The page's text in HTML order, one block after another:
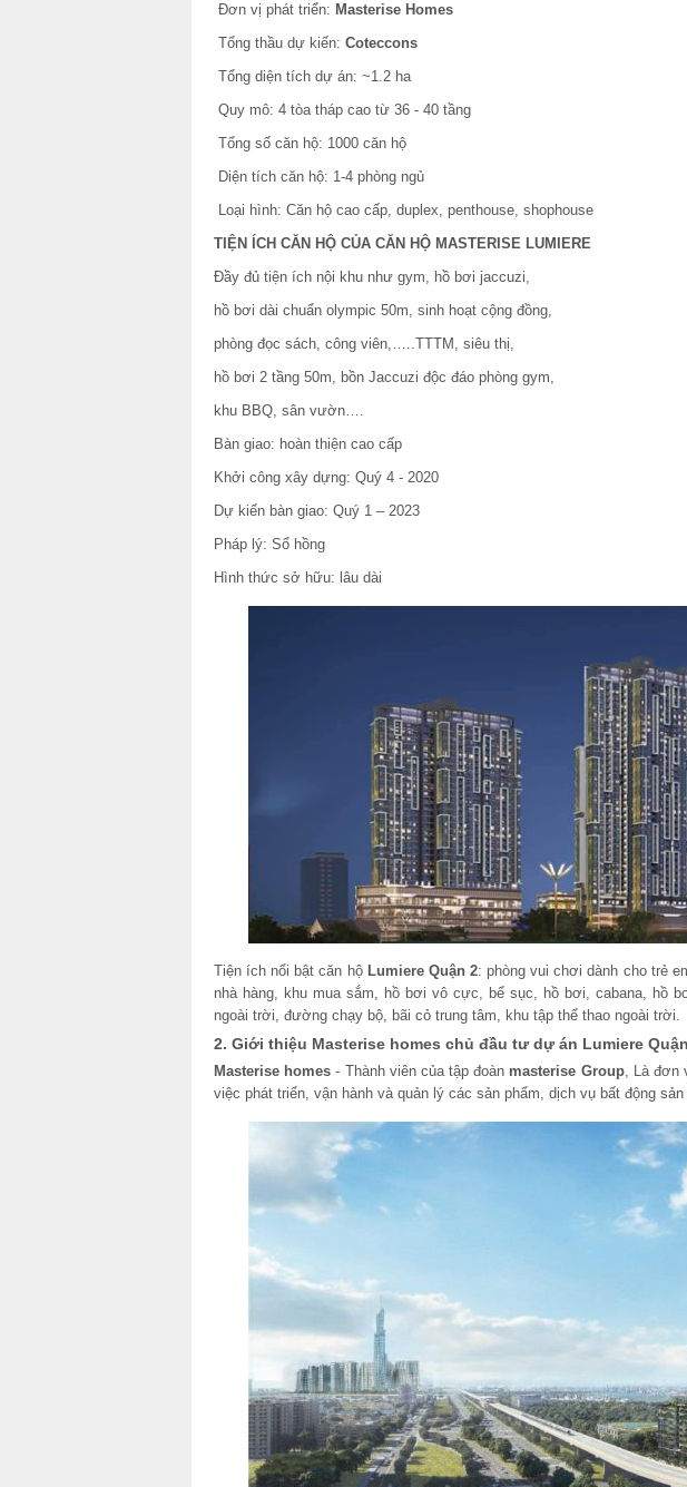
Đơn vị phát triển: Masterise Homes
Tổng thầu dự kiến: Coteccons
Tổng diện tích dự án: ~1.2 ha
Quy mô: 4 tòa tháp cao từ 36 - 40 tầng
Tổng số căn hộ: 1000 căn hộ
Diện tích căn hộ: 1-4 phòng ngủ
Loại hình: Căn hộ cao cấp, duplex, penthouse, shophouse
TIỆN ÍCH CĂN HỘ CỦA CĂN HỘ MASTERISE LUMIERE
Đầy đủ tiện ích nội khu như gym, hồ bơi jaccuzi,
hồ bơi dài chuẩn olympic 50m, sinh hoạt cộng đồng,
phòng đọc sách, công viên,…..TTTM, siêu thị,
hồ bơi 2 tầng 50m, bồn Jaccuzi độc đáo phòng gym,
khu BBQ, sân vườn….
Bàn giao: hoàn thiện cao cấp
Khởi công xây dựng: Quý 4 - 2020
Dự kiến bàn giao: Quý 1 – 2023
Pháp lý: Sổ hồng
Hình thức sở hữu: lâu dài
Tiện ích nổi bật căn hộ Lumiere Quận 2: phòng vui chơi dành cho trẻ
nhà hàng, khu mua sắm, hồ bơi vô cực, bể sục, hồ bơi, cabana, hồ
ngoài trời, đường chạy bộ, bãi cỏ trung tâm, khu tập thể thao ngoài trời.
2. Giới thiệu Masterise homes chủ đầu tư dự án Lumiere
Masterise homes - Thành viên của tập đoàn masterise Group, Là đơn
việc phát triển, vận hành và quản lý các sản phẩm, dịch vụ bất động